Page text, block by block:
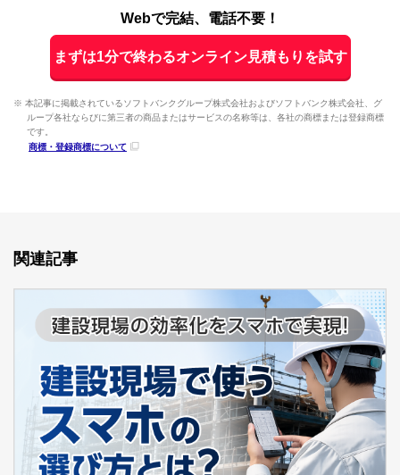
Webで完結、電話不要！
まずは1分で終わるオンライン見積もりを試す
※ 本記事に掲載されているソフトバンクグループ株式会社およびソフトバンク株式会社、グ
ループ各社ならびに第三者の商品またはサービスの名称等は、各社の商標または登録商標
です。
商標・登録商標について
関連記事